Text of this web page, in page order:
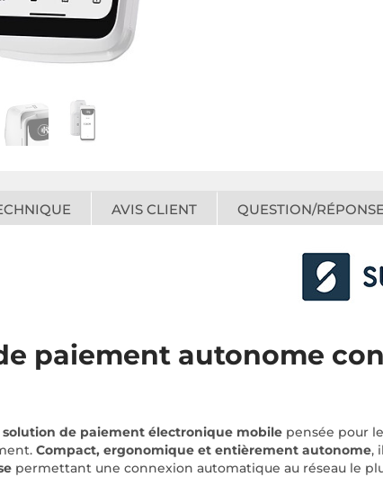
AVIS CLIENT QUESTION/
paiement autonome
solution de paiement électronique mobile pensée pour
Compact, ergonomique et entièrement autonome,
permettant une connexion automatique au réseau le